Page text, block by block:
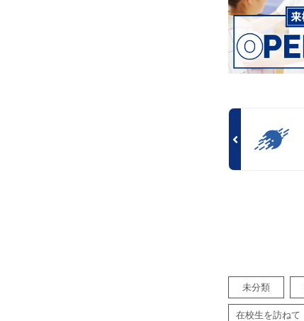
未分類
在校生を訪ねて